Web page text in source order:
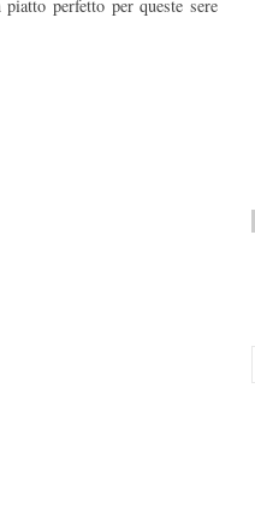
perfetto per queste sere